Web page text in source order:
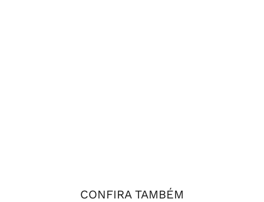
CONFIRA TAMBÉM